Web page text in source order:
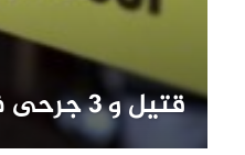
قتيل و 3 جرحى في شجار عنيف بحفل زفاف بسوق اليبت